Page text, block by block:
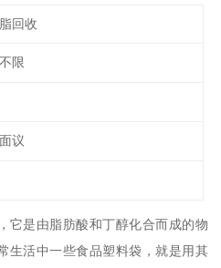
回收
限
议
它是由脂肪酸和丁醇化合而成的物
生活中一些食品塑料袋，就是用其